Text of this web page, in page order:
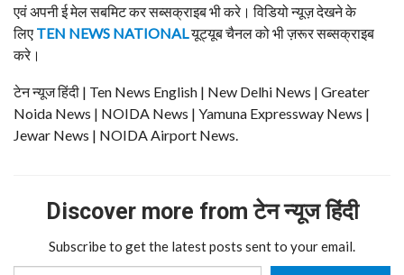
एवं अपनी ई मेल सबमिट कर सब्सक्राइब भी करे। विडियो न्यूज़ देखने के
लिए TEN NEWS NATIONALयूट्यूब चैनल को भी ज़रूर सब्सक्राइब
करे।
टेन न्यूज हिंदी | Ten News English | New Delhi News | Greater
Noida News | NOIDA News | Yamuna Expressway News |
Jewar News | NOIDA Airport News.
Discover more from टेन न्यूज हिंदी
Subscribe to get the latest posts sent to your email.
Type your email…